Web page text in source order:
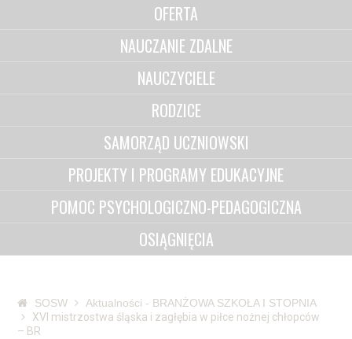
OFERTA
NAUCZANIE ZDALNE
NAUCZYCIELE
RODZICE
SAMORZĄD UCZNIOWSKI
PROJEKTY I PROGRAMY EDUKACYJNE
POMOC PSYCHOLOGICZNO-PEDAGOGICZNA
OSIĄGNIĘCIA
SOSW
Aktualności - BRANŻOWA SZKOŁA I STOPNIA
XVI mistrzostwa śląska i zagłębia w piłce nożnej chłopców
– BR